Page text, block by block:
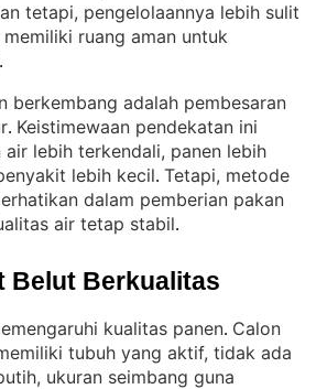
tetapi, pengelolaannya lebih sulit
ruang aman untuk
.
berkembang adalah pembesaran
. Keistimewaan pendekatan ini
air lebih terkendali, panen lebih
lebih kecil. Tetapi, metode
dalam pemberian pakan
air tetap stabil.
Belut Berkualitas
kualitas panen. Calon
tubuh yang aktif, tidak ada
ukuran seimbang guna